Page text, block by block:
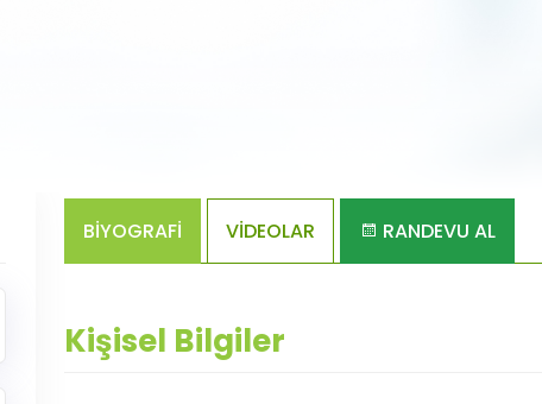
BİYOGRAFİ VİDEOLAR RANDEVU AL
Kişisel Bilgiler